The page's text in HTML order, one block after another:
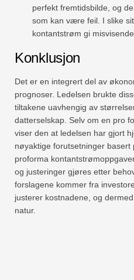
perfekt fremtidsbilde, og
som kan være feil. I slike
kontantstrøm gi
Konklusjon
Det er en integrert del av
prognoser. Ledelsen brukte
tiltakene uavhengig av
datterselskap. Selv om en pro
viser den at ledelsen har gjort
nøyaktige forutsetninger basert
proforma
og justeringer gjøres etter
forslagene kommer fra
justerer kostnadene, og
natur.